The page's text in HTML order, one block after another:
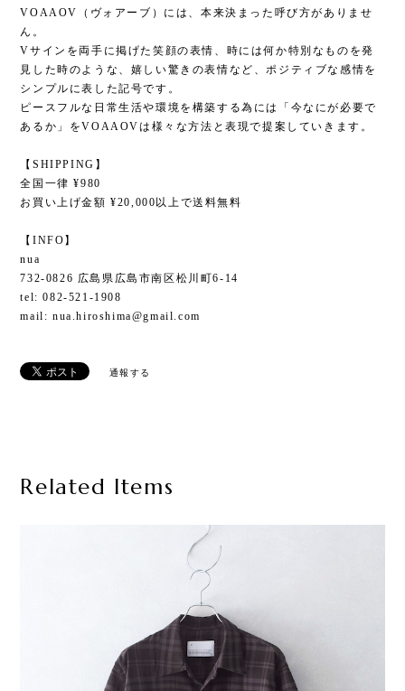
VOAAOV（ヴォアーブ）には、本来決まった呼び方がありませ
ん。
Vサインを両手に掲げた笑顔の表情、時には何か特別なものを発
見した時のような、嬉しい驚きの表情など、ポジティブな感情を
シンプルに表した記号です。
ピースフルな日常生活や環境を構築する為には「今なにが必要で
あるか」をVOAAOVは様々な方法と表現で提案していきます。
【SHIPPING】
全国一律 ¥980
お買い上げ金額 ¥20,000以上で送料無料
【INFO】
nua
732-0826 広島県広島市南区松川町6-14
tel: 082-521-1908
mail: nua.hiroshima@gmail.com
通報する
Related Items